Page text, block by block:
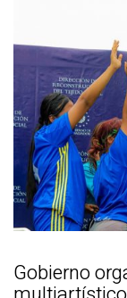
Gobierno